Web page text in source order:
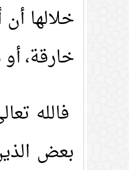
خلالها
خارقة،
فالله
بعض